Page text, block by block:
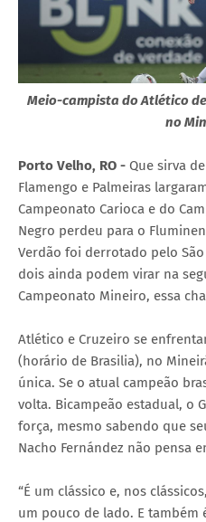
Meio-campista do Atlético
no
Porto Velho, RO - Que sirva
Flamengo e Palmeiras
Campeonato Carioca e do
Negro perdeu para o
Verdão foi derrotado pelo
dois ainda podem virar na
Campeonato Mineiro, essa
Atlético e Cruzeiro se
(horário de Brasilia), no
única. Se o atual campeão
volta. Bicampeão estadual, o
força, mesmo sabendo que
Nacho Fernández não pensa
“É um clássico e, nos
um pouco de lado. E também